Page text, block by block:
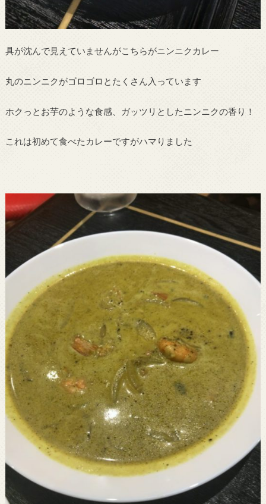
具が沈んで見えていませんがこちらがニンニクカレー
丸のニンニクがゴロゴロとたくさん入っています
ホクっとお芋のような食感、ガッツリとしたニンニクの香り！
これは初めて食べたカレーですがハマりました